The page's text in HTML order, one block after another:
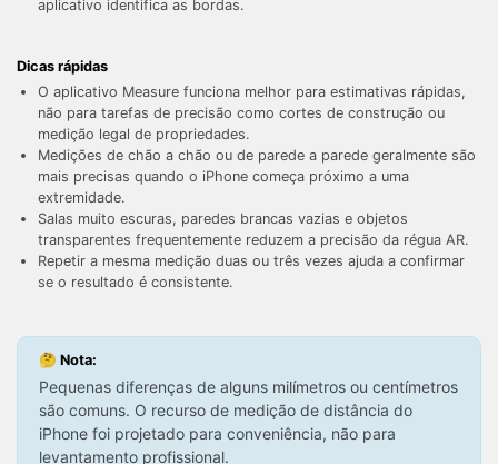
aplicativo identifica as bordas.
Dicas rápidas
O aplicativo Measure funciona melhor para estimativas rápidas,
não para tarefas de precisão como cortes de construção ou
medição legal de propriedades.
Medições de chão a chão ou de parede a parede geralmente são
mais precisas quando o iPhone começa próximo a uma
extremidade.
Salas muito escuras, paredes brancas vazias e objetos
transparentes frequentemente reduzem a precisão da régua AR.
Repetir a mesma medição duas ou três vezes ajuda a confirmar
se o resultado é consistente.
🤔 Nota:
Pequenas diferenças de alguns milímetros ou centímetros
são comuns. O recurso de medição de distância do
iPhone foi projetado para conveniência, não para
levantamento profissional.
50M+ usuários, 17+ anos
Recupere, proteja e transfira dados faclimente
Tecnologia de IA, sem complicação